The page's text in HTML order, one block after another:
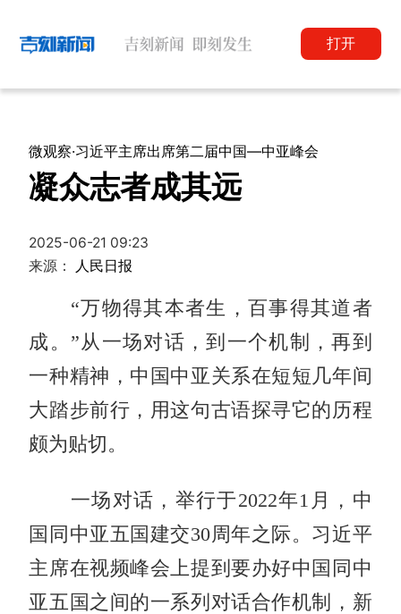
打开
微观察·习近平主席出席第二届中国—中亚峰会
凝众志者成其远
2025-06-21 09:23
来源：
人民日报
“万物得其本者生，百事得其道者
成。”从一场对话，到一个机制，再到
一种精神，中国中亚关系在短短几年间
大踏步前行，用这句古语探寻它的历程
颇为贴切。
一场对话，举行于2022年1月，中
国同中亚五国建交30周年之际。习近平
主席在视频峰会上提到要办好中国同中
亚五国之间的一系列对话合作机制，新